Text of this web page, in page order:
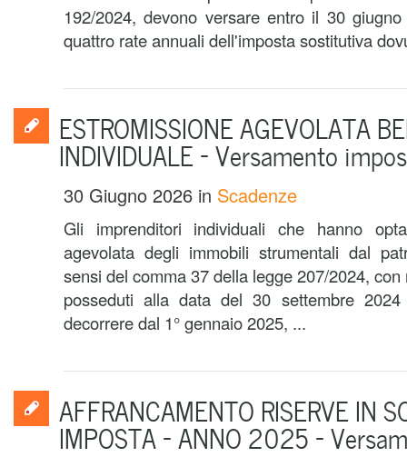
192/2024, devono versare entro il 30
quattro rate annuali dell'imposta sostitutiva
ESTROMISSIONE AGEVOLATA
INDIVIDUALE – Versamento
30 Giugno 2026 in Scadenze
Gli imprenditori individuali che hanno
agevolata degli immobili strumentali dal
sensi del comma 37 della legge 207/2024,
posseduti alla data del 30 settembre
decorrere dal 1° gennaio 2025, ...
AFFRANCAMENTO RISERVE IN
IMPOSTA – ANNO 2025 –